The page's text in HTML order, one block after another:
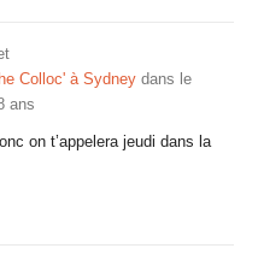
Colloc' à Sydney dans le
ans
on t’appelera jeudi dans la